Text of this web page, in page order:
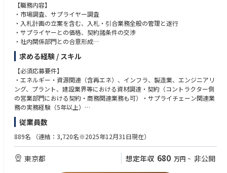
【職務内容】
・市場調査、サプライヤー調査
・入札計画の立案を含む、入札・引合業務全般の管理と遂行
・サプライヤーとの価格、契約諸条件の交渉
・社内関係部門との合意形成
・発注承認文書の作成、契約書の締結
・発注手配業務
・契約変更管理
・業務プロセス改善
・支出履歴分析、パフォーマンス管理
・調達関連のリスク分析・管理
・グループ会社の業務プロセスレビュー、サプライヤーCSR監査等
【応募者へのメッセージ】
契約・調達部門の一員として、適切な契約・調達業務、及び、課題解決に
努め、熱意を持って対応頂ける方のご応募をお待ちしています。 また、当
社が手掛ける調達においては、常に多数の社内外関係者との連携、調整が
不可欠であり、個人の力を最大限に発揮することだけでなくチームの一
求める経験 / スキル
【必須応募要件】
・エネルギー・資源関連（含再エネ）、インフラ、製造業、エンジニアリ
ング、プラント、建設業界等における資材調達・契約（コントラクター側
の営業部門における契約・商務関連業務も可）・サプライチェーン関連業
務の実務経験（5年以上）
【望ましい経験・資格等】
・サービス（建設工事・役務等）契約、ITソフトウェアライセンス、IT機
・市場調査、支出データ分析等、調達企画系業務の経験
・コンサルティング業界でのサプライチェーン系業務プロセス改善コンサ
従業員数
889名 （連結：3,720名※2025年12月31日現在）
東京都 想定年収 680 万円 ~ 非公開